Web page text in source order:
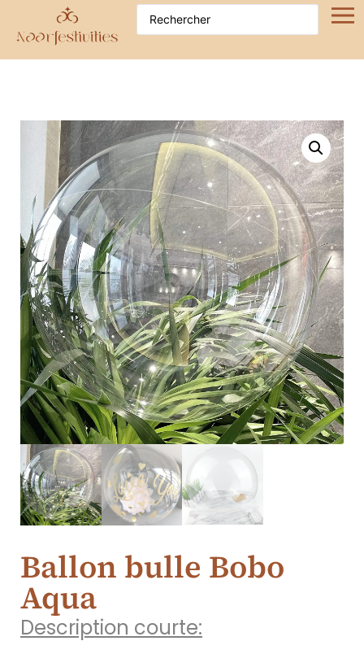
Ballon bulle Bobo
Aqua
Description courte: